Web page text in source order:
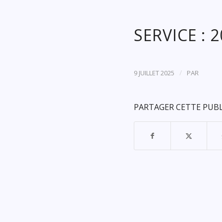
SERVICE :
9 JUILLET 2025 / PAR
PARTAGER CETTE